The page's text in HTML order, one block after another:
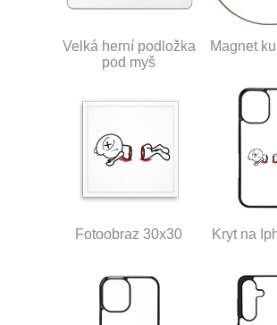
Velká herní podložka
pod myš
Magnet
Fotoobraz 30x30 Kryt na